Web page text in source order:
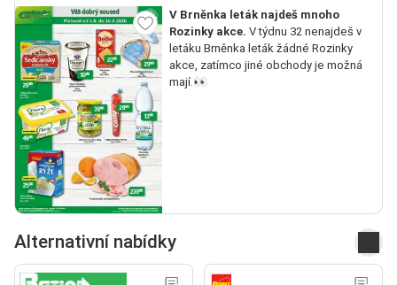
V Brněnka leták najdeš mnoho
Rozinky akce. V týdnu 32 nenajdeš v
letáku Brněnka leták žádné Rozinky
akce, zatímco jiné obchody je možná
mají.👀
Alternativní nabídky